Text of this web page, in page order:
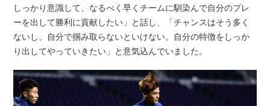
しっかり意識して、なるべく早くチームに馴染んで自分のプレ
ーを出して勝利に貢献したい」と話し、「チャンスはそう多く
ないし、自分で掴み取らないといけない。自分の特徴をしっか
り出してやっていきたい」と意気込んでいました。